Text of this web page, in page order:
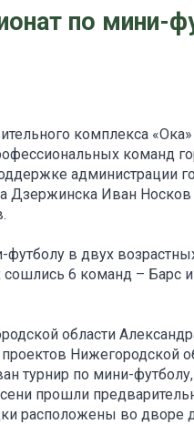
по мини-
комплекса
команд
администрации
Дзержинска Иван Носков
в двух
сошлись 6 команд – Барс
области
Нижегородской
турнир по мини-
прошли
расположены во дворе